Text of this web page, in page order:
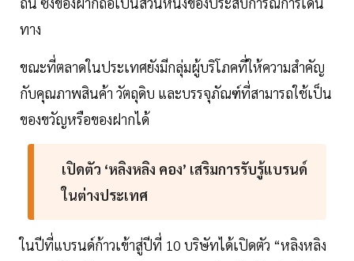
ทาง
ขณะที่ตลาดในประเทศยังมีกลุ่มผู้บริโภคที่ให้ความสำคัญ
กับคุณภาพสินค้า วัตถุดิบ และบรรจุภัณฑ์ที่สามารถใช้เป็น
ของขวัญหรือของฝากได้
เปิดตัว ‘หลิงหลิง คอง’ เสริมการรับรู้แบรนด์
ในต่างประเทศ
ในปีที่แบรนด์ก้าวเข้าสู่ปีที่ 10 บริษัทได้เปิดตัว “หลิงหลิง